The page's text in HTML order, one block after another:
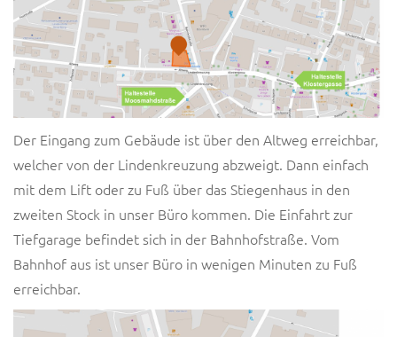
Der Eingang zum Gebäude ist über den Altweg erreichbar,
welcher von der Lindenkreuzung abzweigt. Dann einfach
mit dem Lift oder zu Fuß über das Stiegenhaus in den
zweiten Stock in unser Büro kommen. Die Einfahrt zur
Tiefgarage befindet sich in der Bahnhofstraße. Vom
Bahnhof aus ist unser Büro in wenigen Minuten zu Fuß
erreichbar.